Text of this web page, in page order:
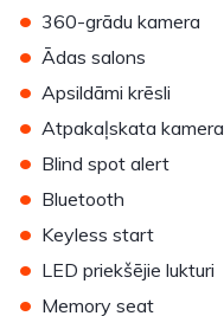
• 360-grādu kamera
• Ādas salons
• Apsildāmi krēsli
• Atpakaļskata kamera
• Blind spot alert
• Bluetooth
• Keyless start
• LED priekšējie lukturi
• Memory seat